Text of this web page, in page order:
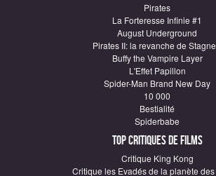
Pirates
La Forteresse Infinie #1
August Underground
Pirates II: la revanche de
Buffy the Vampire Layer
L'Effet Papillon
Spider-Man Brand New Day
10 000
Bestialité
Spiderbabe
Top critiques de Films
Critique King Kong
Critique les Evadés de la planète